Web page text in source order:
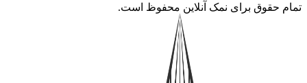
تمام حقوق برای نمک آنلاین محفوظ است.